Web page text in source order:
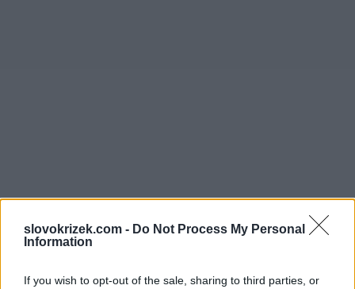
slovokrizek.com - Do Not Process My Personal
Information
If you wish to opt-out of the sale, sharing to third parties, or